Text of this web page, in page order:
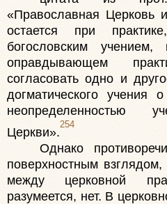
«Православная Церковь
остается при
богословским
оправдывающем
согласовать одно и
догматического учения
неопределенностью
Церкви».
254
Однако
поверхностным взглядом,
между церковной
разумеется, нет. В